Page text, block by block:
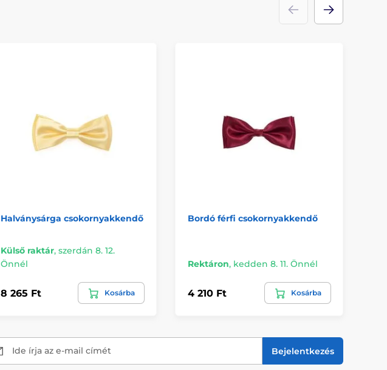
Halványsárga csokornyakkendő
Külső raktár, szerdán 8. 12.
Önnél
8 265 Ft Kosárba
Bordó férfi csokornyakkendő
Rektáron, kedden 8. 11. Önnél
4 210 Ft Kosárba
Ide írja az e-mail címét Bejelentkezés